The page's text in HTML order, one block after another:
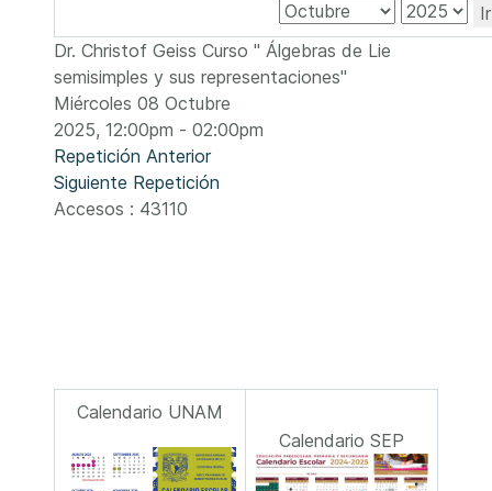
Dr. Christof Geiss Curso " Álgebras de Lie
semisimples y sus representaciones"
Miércoles 08 Octubre
2025, 12:00pm - 02:00pm
Repetición Anterior
Siguiente Repetición
Accesos : 43110
Calendario UNAM
Calendario SEP